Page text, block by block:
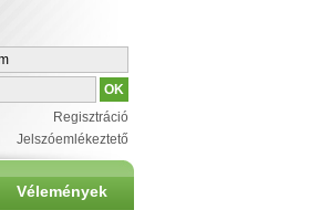
Regisztráció
Jelszóemlékeztető
Vélemények